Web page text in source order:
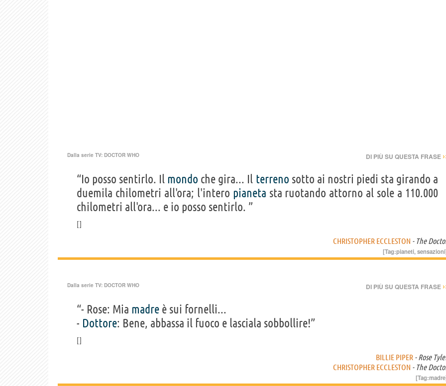
Dalla serie TV: DOCTOR WHO DI PIÙ SU QUESTA FRASE
“Io posso sentirlo. Il mondo che gira... Il terreno sotto ai nostri piedi sta girando a
duemila chilometri all'ora; l'intero pianeta sta ruotando attorno al sole a 110.000
chilometri all'ora... e io posso sentirlo. ”
CHRISTOPHER ECCLESTON - The
[Tag:pianeti,sensazioni
Dalla serie TV: DOCTOR WHO DI PIÙ SU QUESTA FRASE
“- Rose: Mia madre è sui fornelli...
- Dottore: Bene, abbassa il fuoco e lasciala sobbollire!”
BILLIE PIPER - Rose
CHRISTOPHER ECCLESTON - The
[Tag:madre